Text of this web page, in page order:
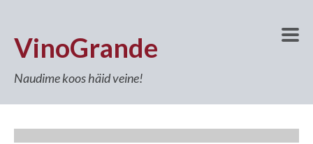
VinoGrande
Naudime koos häid veine!